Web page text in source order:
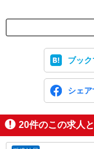
ブック
シェア
20件のこの求人